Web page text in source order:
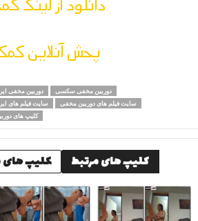
پحش آنلاین
دوربین مخفی
دوربین مخفی سکسی
سایت فیلم های
سایت فیلم های دوربین مخفی
کلیپ های
کلیپ های مرتبط کلیپ